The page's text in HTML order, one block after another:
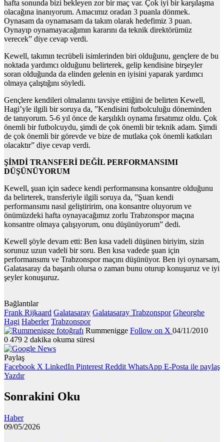
hafta sonunda bizi bekleyen zor bir maç var. Çok iyi bir karşılaşma
olacağına inanıyorum. Amacımız oradan 3 puanla dönmek.
Oynasam da oynamasam da takım olarak hedefimiz 3 puan.
Oynayıp oynamayacağımın kararını da teknik direktörümüz
verecek” diye cevap verdi.
Kewell, takımın tecrübeli isimlerinden biri olduğunu, gençlere de bu
noktada yardımcı olduğunu belirterek, gelip kendisine birşeyler
soran olduğunda da elinden gelenin en iyisini yaparak yardımcı
olmaya çalıştığını söyledi.
Gençlere kendileri olmalarını tavsiye ettiğini de belirten Kewell,
Hagi’yle ilgili bir soruya da, ”Kendisini futbolculuğu döneminden
de tanıyorum. 5-6 yıl önce de karşılıklı oynama fırsatımız oldu. Çok
önemli bir futbolcuydu, şimdi de çok önemli bir teknik adam. Şimdi
de çok önemli bir görevde ve bize de mutlaka çok önemli katkıları
olacaktır” diye cevap verdi.
ŞİMDİ TRANSFERİ DEĞİL PERFORMANSIMI
DÜŞÜNÜYORUM
Kewell, şuan için sadece kendi performansına konsantre olduğunu
da belirterek, transferiyle ilgili soruya da, ”Şuan kendi
performansımı nasıl geliştiririm, ona konsantre oluyorum ve
önümüzdeki hafta oynayacağımız zorlu Trabzonspor maçına
konsantre olmaya çalışıyorum, onu düşünüyorum” dedi.
Kewell şöyle devam etti: Ben kısa vadeli düşünen biriyim, sizin
sorunuz uzun vadeli bir soru. Ben kısa vadede şuan için
performansımı ve Trabzonspor maçını düşünüyor. Ben iyi oynarsam,
Galatasaray da başarılı olursa o zaman bunu oturup konuşuruz ve iyi
şeyler konuşuruz.
Bağlantılar
Frank Rijkaard Galatasaray Galatasaray Trabzonspor Gheorghe
Hagi Haberler Trabzonspor
Rummenigge Follow on X 04/11/2010
0 479 2 dakika okuma süresi
Paylaş
Facebook X LinkedIn Pinterest Reddit WhatsApp E-Posta ile paylaş
Yazdır
Sonrakini Oku
Haber
09/05/2026